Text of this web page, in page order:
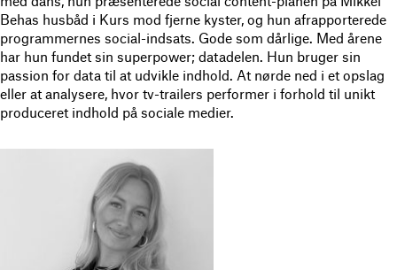
Behas husbåd i Kurs mod fjerne kyster, og hun afrapporterede
programmernes social-indsats. Gode som dårlige. Med årene
har hun fundet sin superpower; datadelen. Hun bruger sin
passion for data til at udvikle indhold. At nørde ned i et opslag
eller at analysere, hvor tv-trailers performer i forhold til unikt
produceret indhold på sociale medier.